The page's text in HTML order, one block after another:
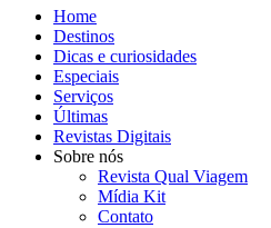
Home
Destinos
Dicas e curiosidades
Especiais
Serviços
Últimas
Revistas Digitais
Sobre nós
Revista Qual Viagem
Mídia Kit
Contato